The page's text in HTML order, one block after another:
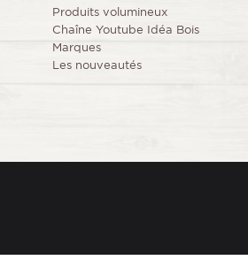
Produits volumineux
Chaîne Youtube Idéa Bois
Marques
Les nouveautés